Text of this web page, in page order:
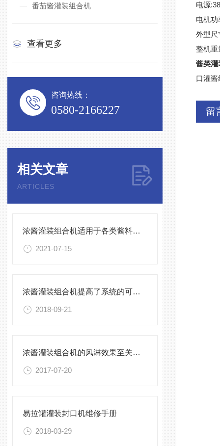
番茄酱灌装组合机
查看更多
咨询热线：
0580-2166227
相关文章
ARTICLES
浓酱灌装组合机适用于各类酱料的定量灌装
2021-07-15
浓酱灌装组合机提高了系统的可靠性
2018-09-21
浓酱灌装组合机的风淋效果至关重要
2017-07-20
易拉罐灌装封口机维修手册
2018-03-29
电源
电机功
外型尺
整机重
酱类灌
口灌
留